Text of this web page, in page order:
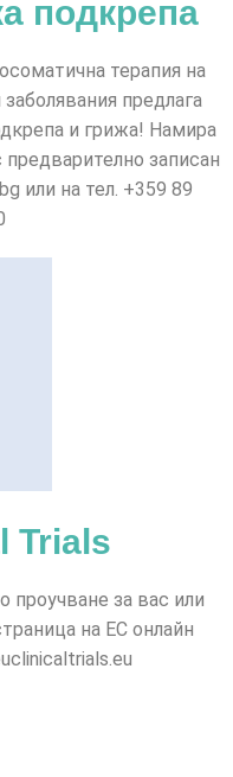
подкрепа
терапия на
предлага
и грижа! Намира
записан
или на тел. +359 89
Trials
проучване за вас или
на ЕС онлайн